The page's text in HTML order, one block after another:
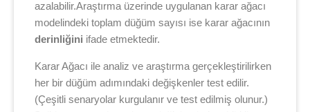
azalabilir.Araştırma üzerinde uygulanan karar ağacı
modelindeki toplam düğüm sayısı ise karar ağacının
derinliğini ifade etmektedir.
Karar Ağacı ile analiz ve araştırma gerçekleştirilirken
her bir düğüm adımındaki değişkenler test edilir.
(Çeşitli senaryolar kurgulanır ve test edilmiş olunur.)